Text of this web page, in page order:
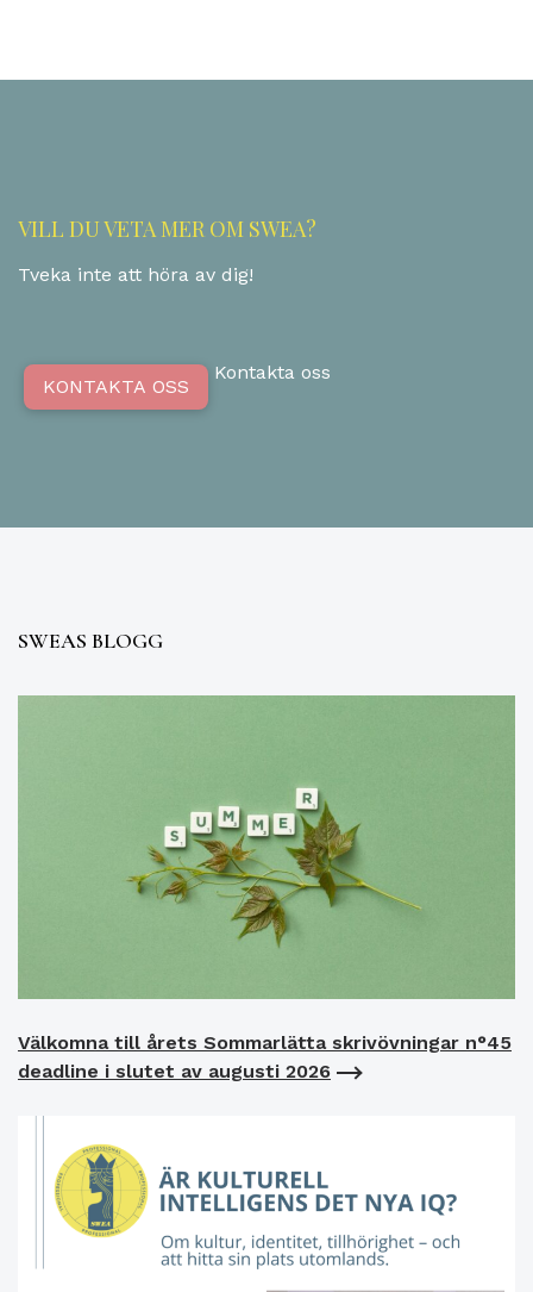
VILL DU VETA MER OM SWEA?
Tveka inte att höra av dig!
KONTAKTA OSS
Kontakta oss
SWEAS BLOGG
Välkomna till årets Sommarlätta skrivövningar n°45
deadline i slutet av augusti 2026